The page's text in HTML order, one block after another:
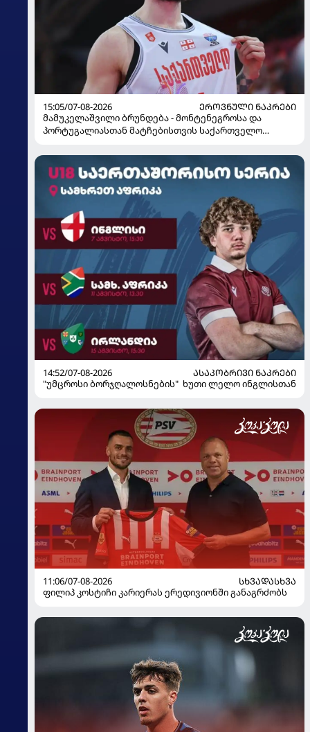
15:05/07-08-2026
ᲔᲠᲝᲕᲜᲣᲚᲘ ᲜᲐᲙᲠᲔᲑᲘ
მამუკელაშვილი ბრუნდება - მონტენეგროსა და
პორტუგალიასთან მატჩებისთვის საქართველო
14:52/07-08-2026
ᲐᲡᲐᲙᲝᲑᲠᲘᲕᲘ ᲜᲐᲙᲠᲔᲑᲘ
"უმცროსი ბორჯღალოსნების" ხუთი ლელო ინგლისთან
11:06/07-08-2026
ᲡᲮᲕᲐᲓᲐᲡᲮᲕᲐ
ფილიპ კოსტიჩი კარიერას ერედივიონში განაგრძობს